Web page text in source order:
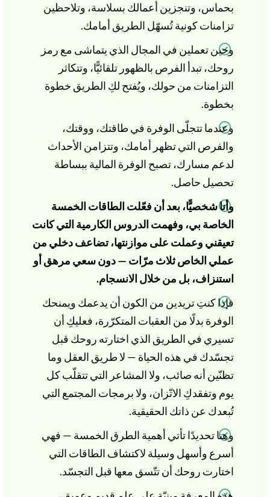
بحماس، وتنجزين أعمالك بسلاسة، وتلاحظين
تزامنات كونية تُسهّل الطريق أمامك.
وحين تعملين في المجال الذي يتماشى مع رمز
روحك، تبدأ الفرص بالظهور تلقائيًّا، وتتكاثر
التزامنات من حولك، ويُفتح لكِ الطريق خطوة
بخطوة.
وعندما تتجلّى الوفرة في طاقتك، ووقتك،
والفرص التي تظهر أمامك، وتتزامن الأحداث
لدعم مسارك، تصبح الوفرة المالية ببساطة
تحصيل حاصل.
وأنا شخصيًّا، بعد أن فعّلت الطاقات الخمسة
الخاصة بي، وفهمت الدروس الكارمية التي كانت
تعيقني وعملت على موازنتها، تضاعف دخلي من
عملي الخاص ثلاث مرّات — دون سعي مرهق أو
استنزاف، بل من خلال الانسجام.
فإذا كنتِ تريدين من الكون أن يدعمك ويمنحك
الوفرة بدلًا من العقبات المتكرّرة، فعليكِ أن
تسيري في الطريق الذي اختارته روحك قبل
تجسّدك في هذه الحياة — لا طريق العقل وما
تظنّين أنه صائب، ولا المشاعر التي تتقلّب كل
يوم وتفقدكِ الاتّزان، ولا برمجات المجتمع التي
تُبعدك عن ذاتك الحقيقية.
وهنا تحديدًا تأتي أهمية الطرق الخمسة — فهي
أسرع وأسهل وسيلة لاكتشاف الطاقات التي
اختارت روحك أن تتّسق معها قبل التجسّد.